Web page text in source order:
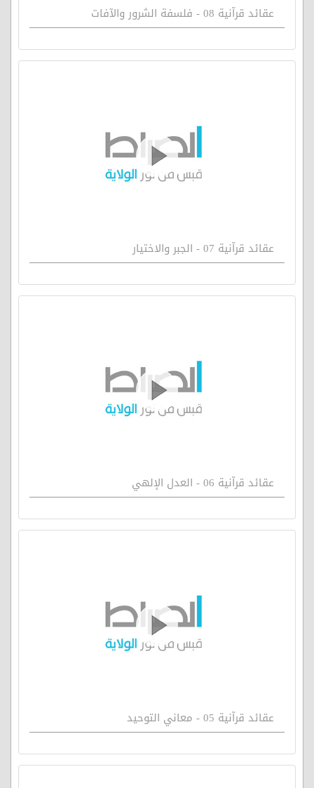
عقائد قرآنية 08 - فلسفة الشرور والآفات
عقائد قرآنية 07 - الجبر والاختيار
عقائد قرآنية 06 - العدل الإلهي
عقائد قرآنية 05 - معاني التوحيد